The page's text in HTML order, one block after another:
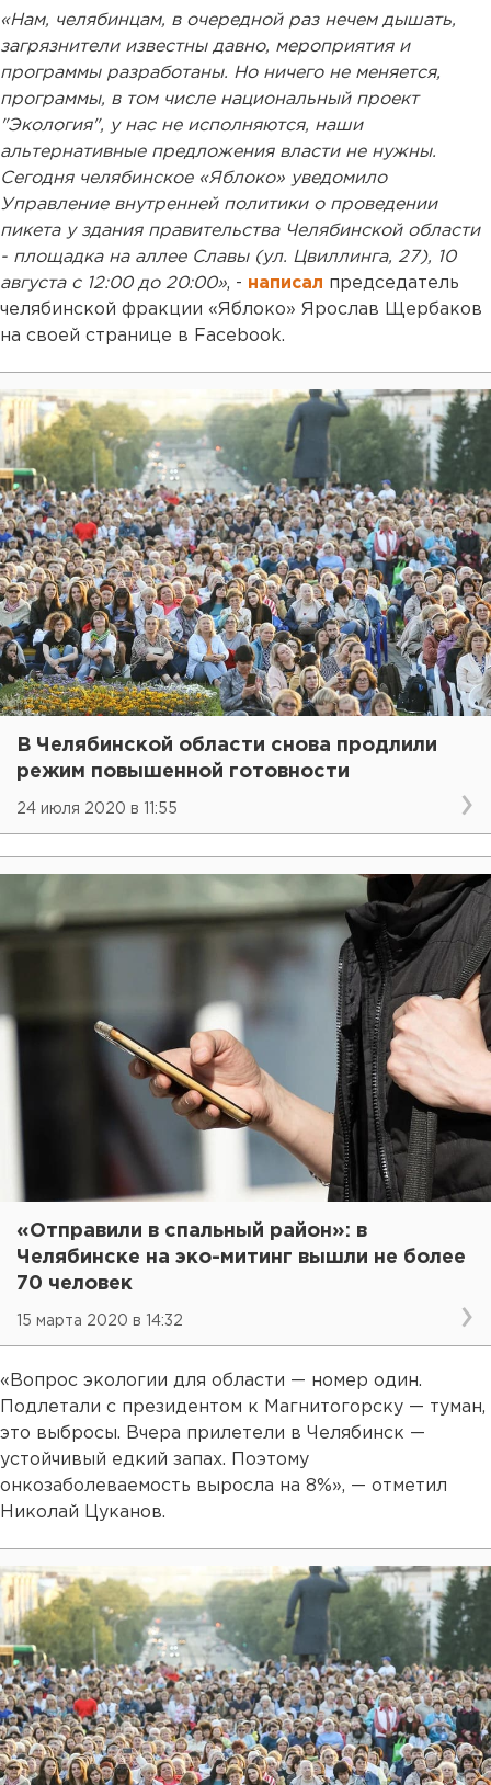
«Нам, челябинцам, в очередной раз нечем дышать,
загрязнители известны давно, мероприятия и
программы разработаны. Но ничего не меняется,
программы, в том числе национальный проект
"Экология", у нас не исполняются, наши
альтернативные предложения власти не нужны.
Сегодня челябинское «Яблоко» уведомило
Управление внутренней политики о проведении
пикета у здания правительства Челябинской области
- площадка на аллее Славы (ул. Цвиллинга, 27), 10
августа с 12:00 до 20:00», - написал председатель
челябинской фракции «Яблоко» Ярослав Щербаков
на своей странице в Facebook.
В Челябинской области снова продлили
режим повышенной готовности
24 июля 2020 в 11:55
«Отправили в спальный район»: в
Челябинске на эко-митинг вышли не более
70 человек
15 марта 2020 в 14:32
«Вопрос экологии для области — номер один.
Подлетали с президентом к Магнитогорску — туман,
это выбросы. Вчера прилетели в Челябинск —
устойчивый едкий запах. Поэтому
онкозаболеваемость выросла на 8%», — отметил
Николай Цуканов.